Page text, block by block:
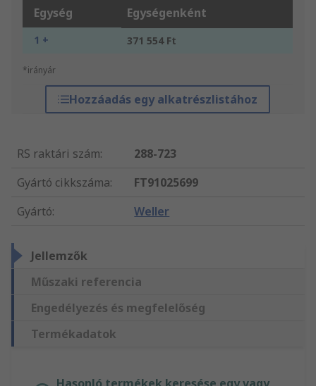
Egység Egységenként
1 + 371 554 Ft
*irányár
Hozzáadás egy alkatrészlistához
RS raktári szám:
288-723
Gyártó cikkszáma:
FT91025699
Gyártó: Weller
Jellemzők
Műszaki referencia
Engedélyezés és megfelelőség
Termékadatok